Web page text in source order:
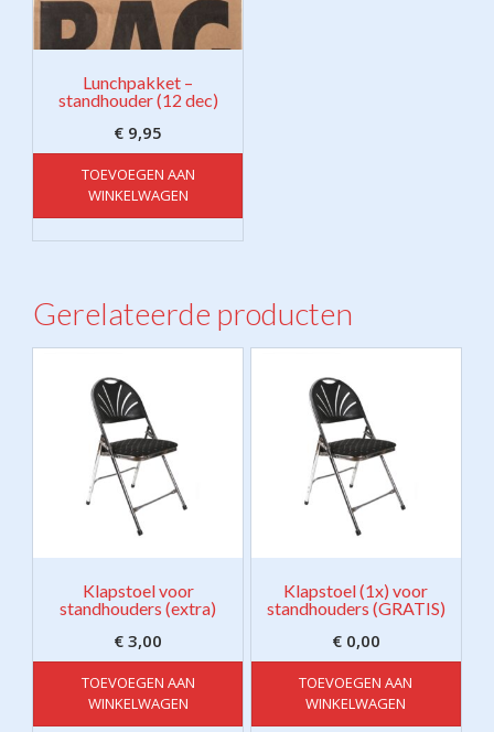
Lunchpakket –
standhouder (12 dec)
€ 9,95
TOEVOEGEN AAN
WINKELWAGEN
Gerelateerde producten
Klapstoel voor
standhouders (extra)
€ 3,00
TOEVOEGEN AAN
WINKELWAGEN
Klapstoel (1x) voor
standhouders (GRATIS)
€0,00
TOEVOEGEN AAN
WINKELWAGEN